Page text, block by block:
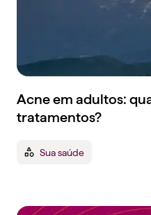
Acne em adultos:
tratamentos?
Sua saúde